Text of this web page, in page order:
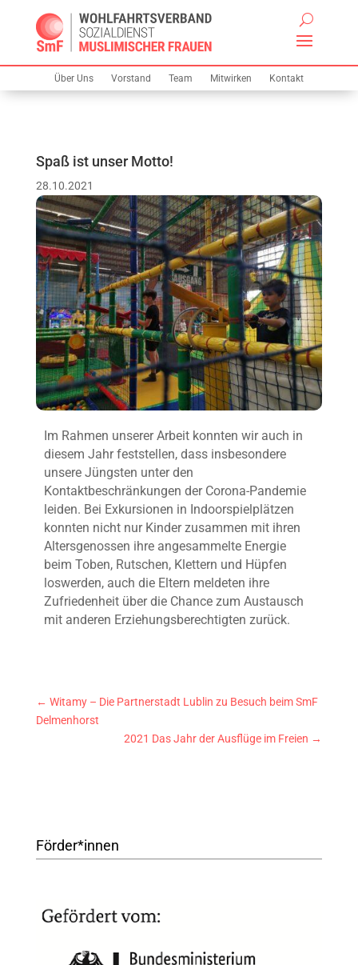
Über Uns Vorstand Team Mitwirken Kontakt
Spaß ist unser Motto!
28.10.2021
Im Rahmen unserer Arbeit konnten wir auch in
diesem Jahr feststellen, dass insbesondere
unsere Jüngsten unter den
Kontaktbeschränkungen der Corona-Pandemie
leiden. Bei Exkursionen in Indoorspielplätzen
konnten nicht nur Kinder zusammen mit ihren
Altersgenossen ihre angesammelte Energie
beim Toben, Rutschen, Klettern und Hüpfen
loswerden, auch die Eltern meldeten ihre
Zufriedenheit über die Chance zum Austausch
mit anderen Erziehungsberechtigten zurück.
← Witamy – Die Partnerstadt Lublin zu Besuch beim SmF
Delmenhorst
2021 Das Jahr der Ausflüge im Freien →
Förder*innen